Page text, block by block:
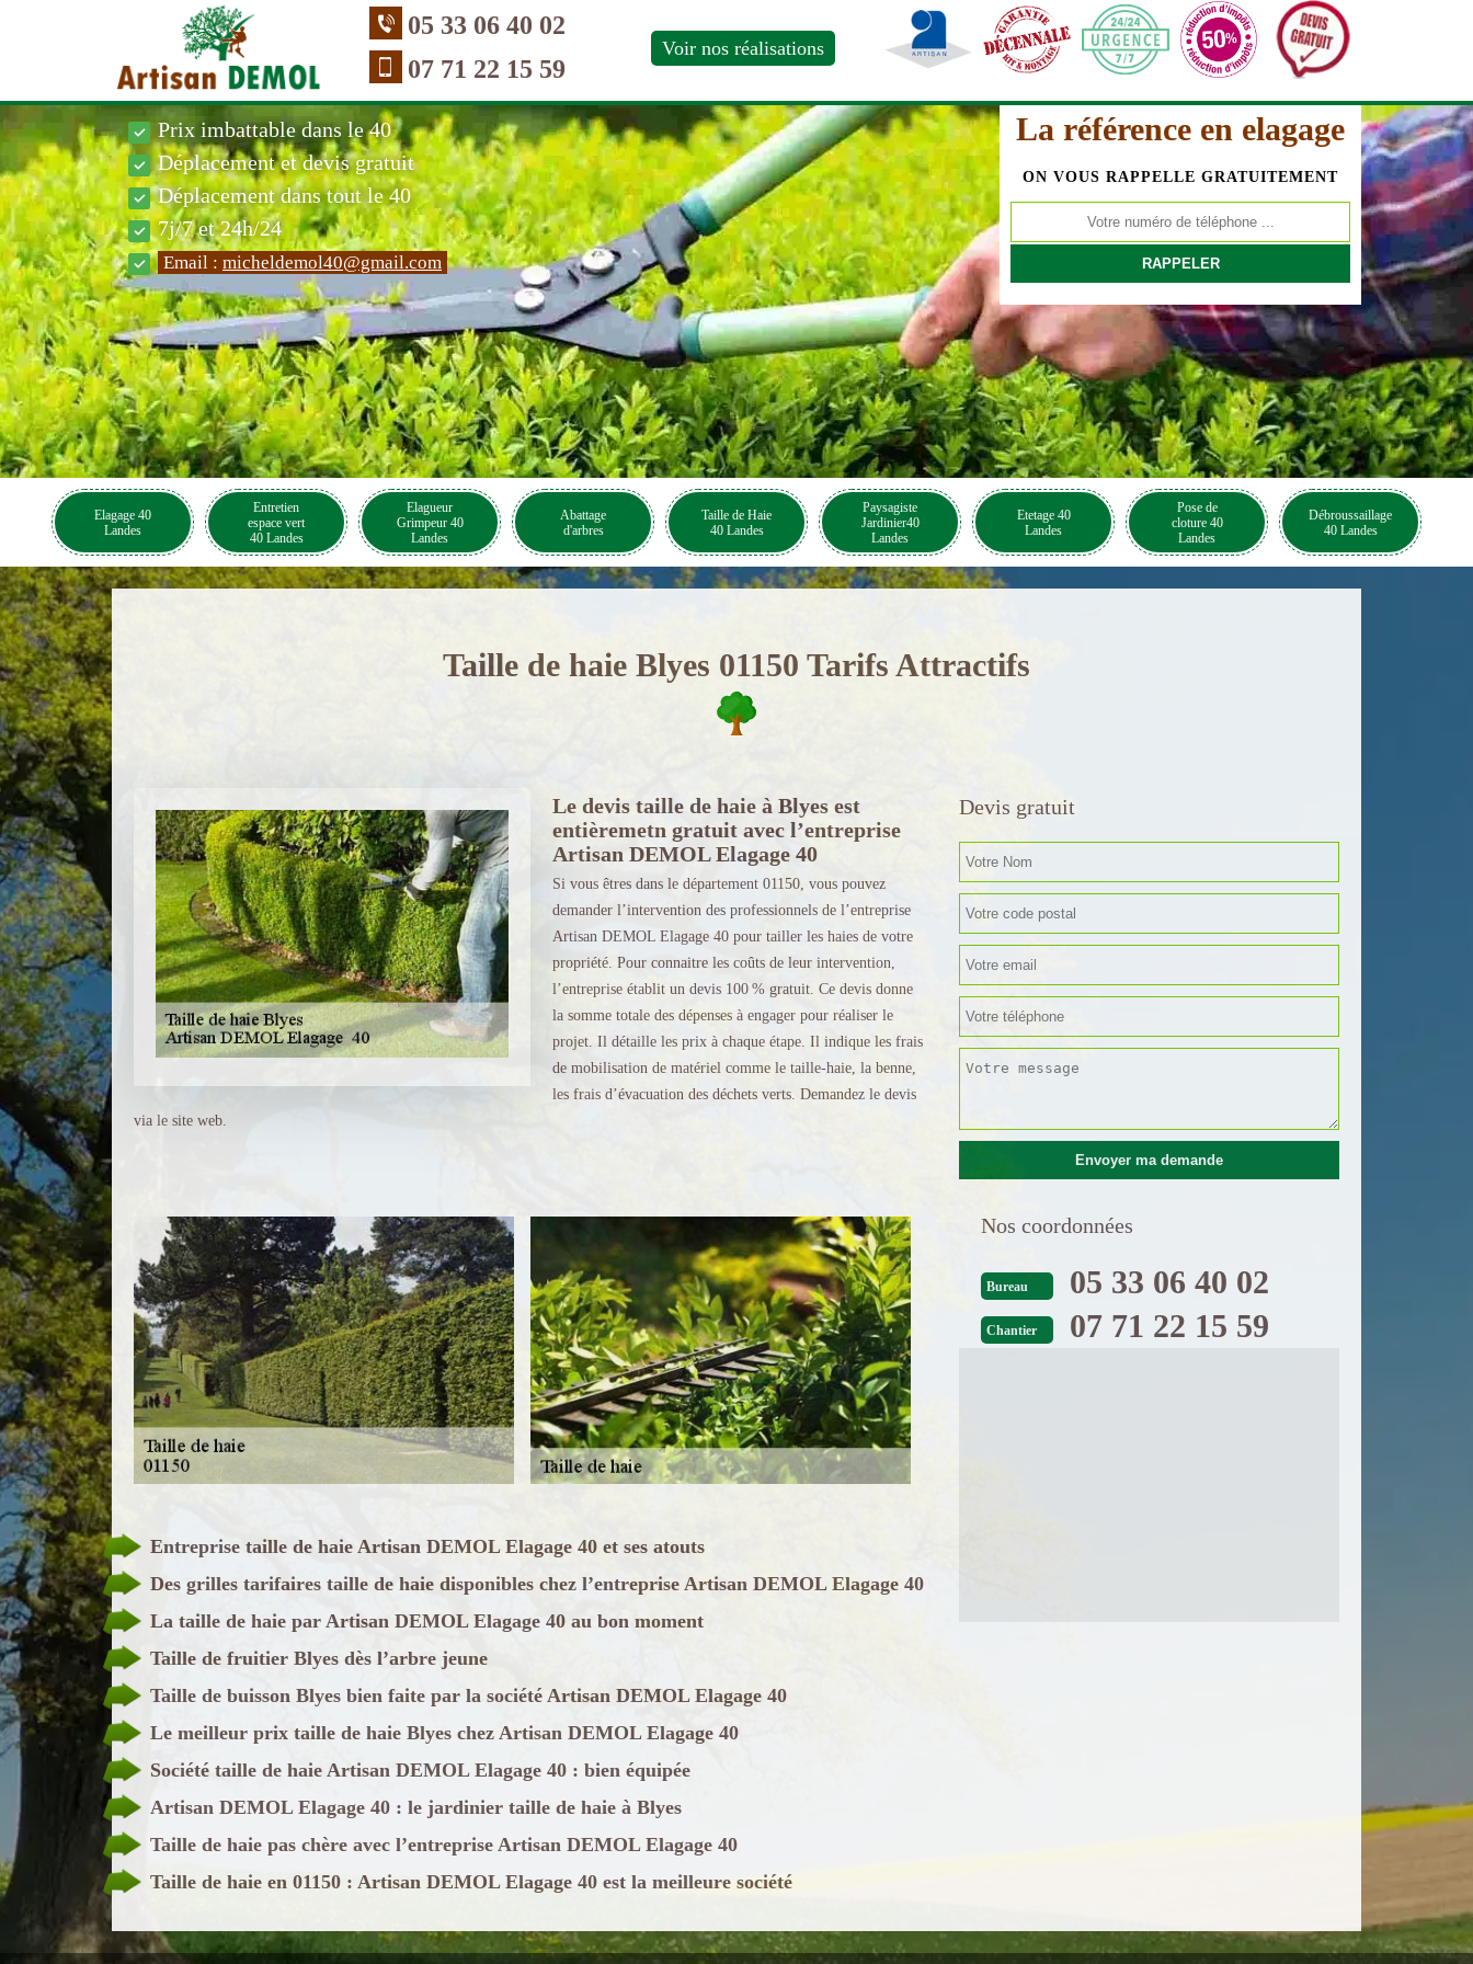
05 33 06 40 02
07 71 22 15 59
Voir nos réalisations
La référence en elagage
ON VOUS RAPPELLE GRATUITEMENT
Prix imbattable dans le 40
Déplacement et devis gratuit
Déplacement dans tout le 40
7j/7 et 24h/24
Email : micheldemol40@gmail.com
Elagage 40
Landes
Entretien
espace vert
40 Landes
Elagueur
Grimpeur 40
Landes
Abattage
d'arbres
Taille de Haie
40 Landes
Paysagiste
Jardinier40
Landes
Etetage 40
Landes
Pose de
cloture 40
Landes
Débroussaillage
40 Landes
Taille de haie Blyes 01150 Tarifs Attractifs
Le devis taille de haie à Blyes est
entièremetn gratuit avec l’entreprise
Artisan DEMOL Elagage 40
Si vous êtres dans le département 01150, vous pouvez
demander l’intervention des professionnels de l’entreprise
Artisan DEMOL Elagage 40 pour tailler les haies de votre
propriété. Pour connaitre les coûts de leur intervention,
l’entreprise établit un devis 100 % gratuit. Ce devis donne
la somme totale des dépenses à engager pour réaliser le
projet. Il détaille les prix à chaque étape. Il indique les frais
de mobilisation de matériel comme le taille-haie, la benne,
les frais d’évacuation des déchets verts. Demandez le devis
via le site web.
Entreprise taille de haie Artisan DEMOL Elagage 40 et ses atouts
Des grilles tarifaires taille de haie disponibles chez l’entreprise Artisan DEMOL Elagage 40
La taille de haie par Artisan DEMOL Elagage 40 au bon moment
Taille de fruitier Blyes dès l’arbre jeune
Taille de buisson Blyes bien faite par la société Artisan DEMOL Elagage 40
Le meilleur prix taille de haie Blyes chez Artisan DEMOL Elagage 40
Société taille de haie Artisan DEMOL Elagage 40 : bien équipée
Artisan DEMOL Elagage 40 : le jardinier taille de haie à Blyes
Taille de haie pas chère avec l’entreprise Artisan DEMOL Elagage 40
Taille de haie en 01150 : Artisan DEMOL Elagage 40 est la meilleure société
Devis gratuit
Nos coordonnées
Bureau 05 33 06 40 02
Chantier 07 71 22 15 59